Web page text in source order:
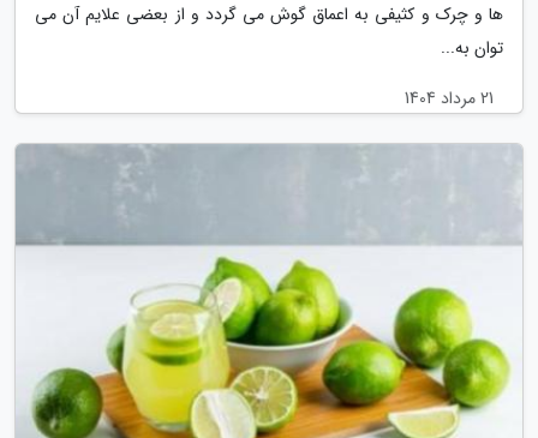
ها و چرک و کثیفی به اعماق گوش می گردد و از بعضی علایم آن می
توان به...
21 مرداد 1404